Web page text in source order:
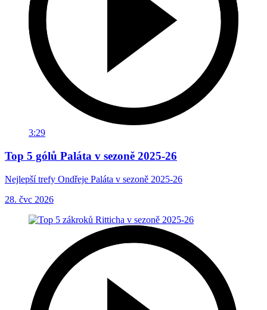
3:29
Top 5 gólů Paláta v sezoně 2025-26
Nejlepší trefy Ondřeje Paláta v sezoně 2025-26
28. čvc 2026